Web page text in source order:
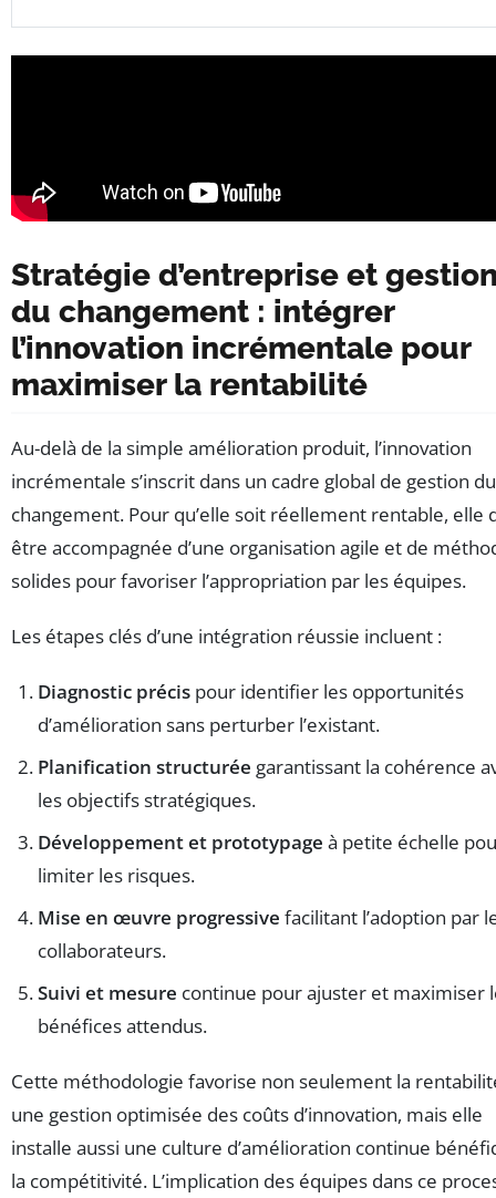
Stratégie d’entreprise et
du changement : intégrer
l’innovation incrémentale pour
maximiser la rentabilité
Au-delà de la simple amélioration produit, l’innovation
incrémentale s’inscrit dans un cadre global de gestion du
changement. Pour qu’elle soit réellement rentable, elle
être accompagnée d’une organisation agile et de
solides pour favoriser l’appropriation par les équipes.
Les étapes clés d’une intégration réussie incluent :
Diagnostic précis pour identifier les opportunités
d’amélioration sans perturber l’existant.
Planification structurée garantissant la cohérence
les objectifs stratégiques.
Développement et prototypage à petite échelle
limiter les risques.
Mise en œuvre progressive facilitant l’adoption par
collaborateurs.
Suivi et mesure continue pour ajuster et maximiser
bénéfices attendus.
Cette méthodologie favorise non seulement la
une gestion optimisée des coûts d’innovation, mais elle
installe aussi une culture d’amélioration continue
la compétitivité. L’implication des équipes dans ce